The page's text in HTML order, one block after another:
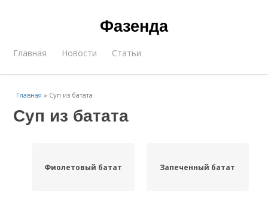
Фазенда
Главная Новости Статьи
Главная » Суп из батата
Суп из батата
Фиолетовый батат Запеченный батат